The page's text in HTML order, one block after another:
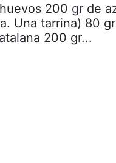
200 gr de
Una tarrina) 80
200 gr...